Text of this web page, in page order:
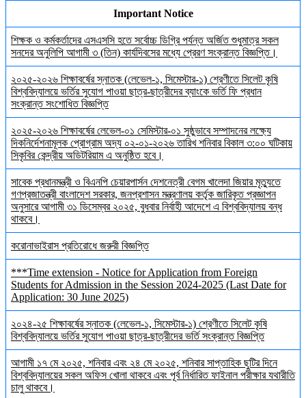
Important Notice
শিক্ষক ও কর্মকর্তাদের এসএসসি হতে সর্বোচ্চ ডিগ্রি পর্যন্ত অর্জিত শুধুমাত্র সকল
সনদের অনুলিপি আগামী ৩ (তিন) কার্যদিবসের মধ্যে প্রেরণ সংক্রান্ত বিজ্ঞপ্তি।
২০২৫-২০২৬ শিক্ষাবর্ষের স্নাতক (লেভেল-১, সিমেস্টার-১) শ্রেণীতে সিলেট কৃষি
বিশ্ববিদ্যালয়ে ভর্তির সুযোগ পাওয়া ছাত্র-ছাত্রীদের ব্যাংকে ভর্তি ফি প্রধান
সংক্রান্ত সংশোধিত বিজ্ঞপ্তি
২০২৫-২০২৬ শিক্ষাবর্ষের লেভেল-০১ সেমিস্টার-০১ সুষ্ঠুভাবে সম্পাদনের লক্ষ্যে
দিকনির্দেশনামূলক প্রোগ্রাম অদ্য ০২-০১-২০২৬ তারিখ শনিবার বিকাল ৩:০০ ঘটিকায়
সিকৃবির কেন্দ্রীয় অডিটরিয়াম এ অনুষ্ঠিত হবে।
সাবেক প্রধানমন্ত্রী ও বিএনপি চেয়ারপার্সন দেশনেত্রী বেগম খালেদা জিয়ার মৃত্যুতে
গণপ্রজাতন্ত্রী বাংলাদেশ সরকার, জনপ্রশাসন মন্ত্রণালয় কর্তৃক জারিকৃত প্রজ্ঞাপন
অনুসারে আগামী ৩১ ডিসেম্বর ২০২৫, বুধবার নির্বাহী আদেশে এ বিশ্ববিদ্যালয় বন্ধ
থাকবে।
করোনাভাইরাস প্রতিরোধে জরুরী বিজ্ঞপ্তি
***Time extension - Notice for Application from Foreign
Students for Admission in the Session 2024-2025 (Last Date for
Application: 30 June 2025)
২০২৪-২৫ শিক্ষাবর্ষের স্নাতক (লেভেল-১, সিমেস্টার-১) শ্রেণীতে সিলেট কৃষি
বিশ্ববিদ্যালয়ে ভর্তির সুযোগ পাওয়া ছাত্র-ছাত্রীদের ভর্তি সংক্রান্ত বিজ্ঞপ্তি
আগামী ১৭ মে ২০২৫, শনিবার এবং ২৪ মে ২০২৫, শনিবার সাপ্তাহিক ছুটির দিনে
বিশ্ববিদ্যালয়ের সকল অফিস খোলা থাকবে এবং পূর্ব নির্ধারিত ফাইনাল পরীক্ষার যথারীতি
চালু থাকবে।